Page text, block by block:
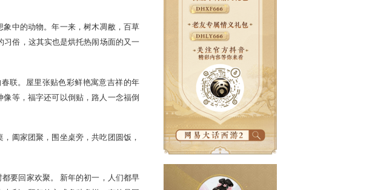
带来坏运气的想象中的动物。年一来，树木凋敝，百草
，于是有了燃鞭炮的习俗，这其实也是烘托热闹场面的又一
是用红纸写成的春联。屋里张贴色彩鲜艳寓意吉祥的年
贴福字及财神、门神像等，福字还可以倒贴，路人一念福倒
。